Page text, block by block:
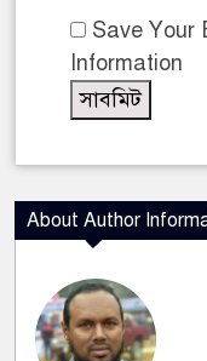
Save Your
Information
About Author